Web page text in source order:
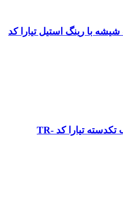
درب شیشه با رینگ استیل تیارا کد
تابه وک سایز 20 بدون درب تکدسته تیارا کد TR-